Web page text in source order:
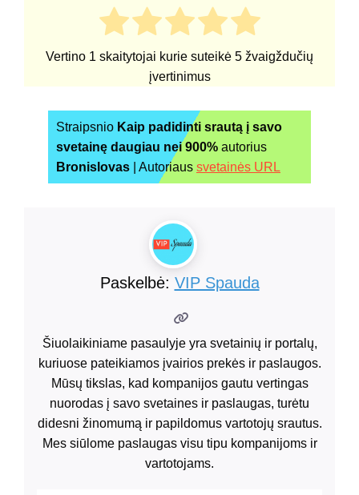
Vertino 1 skaitytojai kurie suteikė 5 žvaigždučių
įvertinimus
Straipsnio Kaip padidinti srautą į savo
svetainę daugiau nei 900% autorius
Bronislovas | Autoriaus svetainės URL
Paskelbė: VIP Spauda
Šiuolaikiniame pasaulyje yra svetainių ir portalų,
kuriuose pateikiamos įvairios prekės ir paslaugos.
Mūsų tikslas, kad kompanijos gautu vertingas
nuorodas į savo svetaines ir paslaugas, turėtu
didesni žinomumą ir papildomus vartotojų srautus.
Mes siūlome paslaugas visu tipu kompanijoms ir
vartotojams.